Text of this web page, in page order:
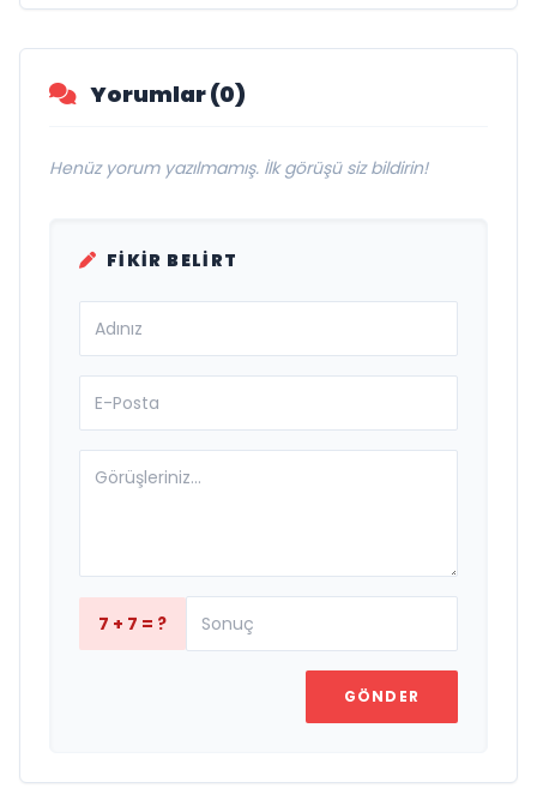
Yorumlar (0)
Henüz yorum yazılmamış. İlk görüşü siz bildirin!
FIKIR BELIRT
7 + 7 = ?
GÖNDER